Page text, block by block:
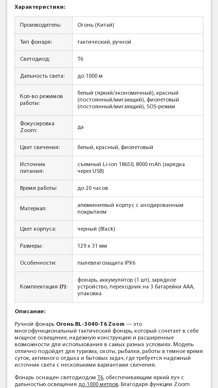
Характеристики:
Производитель: Огонь (Китай)
Тип фонаря: тактический, ручной
Светодиод: T6
Дальность света: до 1000 м
Кол-во режимов
работы:
белый (яркий/экономичный), красный
(постоянный/мигающий), фиолетовый
(постоянный/мигающий), SOS-режим
Фокусировка
Zoom:
да
Цвет свечения: белый, красный, фиолетовый
Источник
питания:
съемный Li-ion 18650, 8000 mAh (зарядка
через USB)
Время работы: до 20 часов
Материал:
алюминиевый корпус с анодированным
покрытием
Цвет корпуса: черный (Black)
Размеры: 129 х 31 мм
Особенности: пылевлагозащита IPX6
Комплектация (?):
фонарь, аккумулятор (1 шт), зарядное
устройство, переходник на 3 батарейки AAA,
упаковка
Описание:
Ручной фонарь Огонь BL-3040-T6 Zoom — это
многофункциональный тактический фонарь, который сочетает в себе
мощное освещение, надежную конструкцию и расширенные
возможности для использования в самых разных условиях. Модель
отлично подойдет для туризма, охоты, рыбалки, работы в темное время
суток, активного отдыха и бытовых задач, где требуется надежный
источник света с несколькими вариантами свечения.
Фонарь оснащен светодиодом T6, обеспечивающим яркий луч с
дальностью освещения до 1000 метров. Благодаря функции Zoom